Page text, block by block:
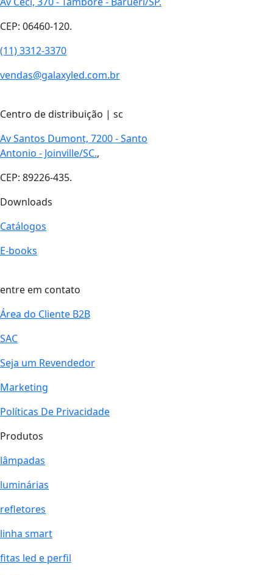
CEP: 06460-120.
(11) 3312-3370
vendas@galaxyled.com.br
Centro de distribuição | sc
Av Santos Dumont, 7200 - Santo
Antonio - Joinville/SC.,
CEP: 89226-435.
Downloads
Catálogos
E-books
entre em contato
Área do Cliente B2B
SAC
Seja um Revendedor
Marketing
Políticas De Privacidade
Produtos
lâmpadas
luminárias
refletores
linha smart
fitas led e perfil